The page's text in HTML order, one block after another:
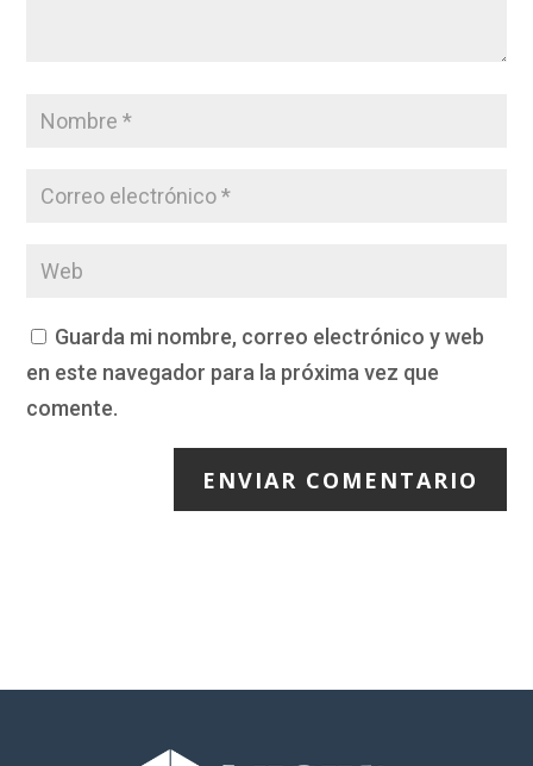
Guarda mi nombre, correo electrónico y web
en este navegador para la próxima vez que
comente.
ENVIAR COMENTARIO